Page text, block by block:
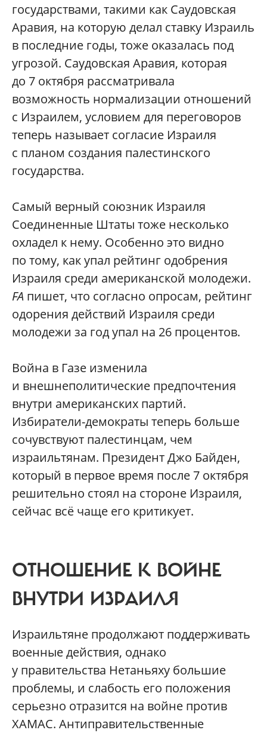
государствами, такими как Саудовская
Аравия, на которую делал ставку Израиль
в последние годы, тоже оказалась под
угрозой. Саудовская Аравия, которая
до 7 октября рассматривала
возможность нормализации отношений
с Израилем, условием для переговоров
теперь называет согласие Израиля
с планом создания палестинского
государства.
Самый верный союзник Израиля
Соединенные Штаты тоже несколько
охладел к нему. Особенно это видно
по тому, как упал рейтинг одобрения
Израиля среди американской молодежи.
FA пишет, что согласно опросам, рейтинг
одорения действий Израиля среди
молодежи за год упал на 26 процентов.
Война в Газе изменила
и внешнеполитические предпочтения
внутри американских партий.
Избиратели-демократы теперь больше
сочувствуют палестинцам, чем
израильтянам. Президент Джо Байден,
который в первое время после 7 октября
решительно стоял на стороне Израиля,
сейчас всё чаще его критикует.
ОТНОШЕНИЕ К ВОЙНЕ
ВНУТРИ ИЗРАИЛЯ
Израильтяне продолжают поддерживать
военные действия, однако
у правительства Нетаньяху большие
проблемы, и слабость его положения
серьезно отразится на войне против
ХАМАС. Антиправительственные